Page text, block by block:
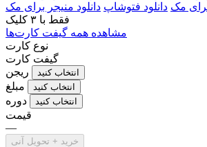
مک دانلود فتوشاپ دانلود منیجر برای مک
فقط با ۳ کلیک
مشاهده همه گیفت کارت‌ها
نوع کارت
گیفت کارت
ریجن
انتخاب کنید
مبلغ انتخاب کنید
دوره انتخاب کنید
قیمت
—
خرید + تحویل آنی